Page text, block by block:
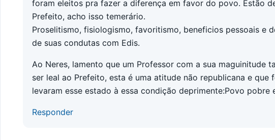
foram eleitos pra fazer a diferença em favor do povo. Estão
Prefeito, acho isso temerário.
Proselitismo, fisiologismo, favoritismo, beneficios pessoais e
de suas condutas com Edis.
Ao Neres, lamento que um Professor com a sua maguinitude
ser leal ao Prefeito, esta é uma atitude não republicana e que
levaram esse estado à essa condição deprimente:Povo pobre
Responder